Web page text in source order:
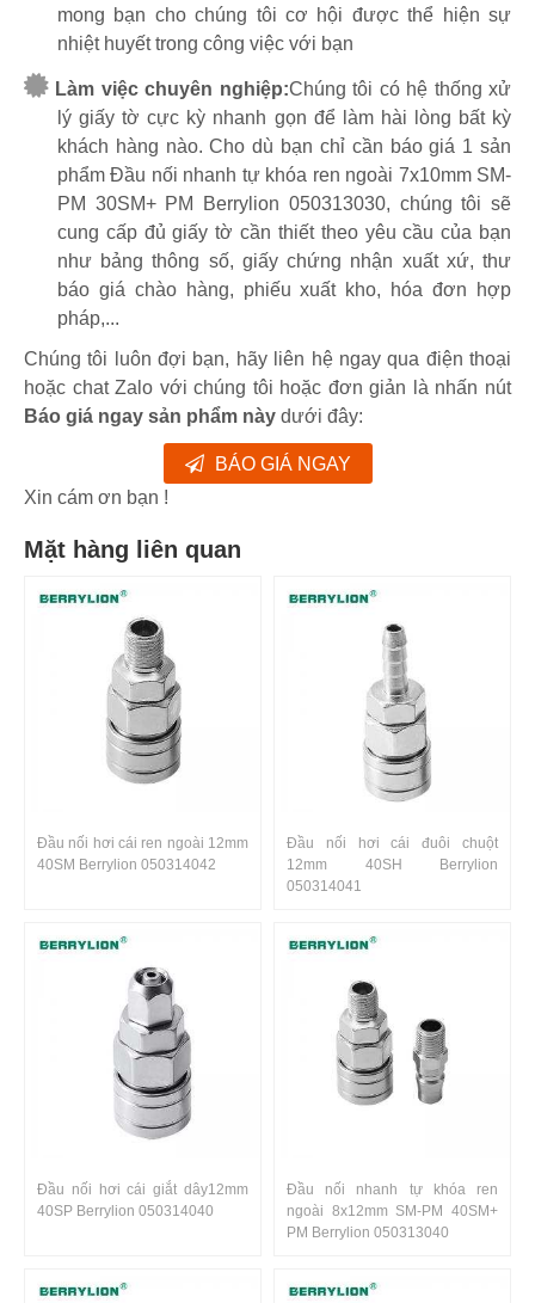
mong bạn cho chúng tôi cơ hội được thể hiện sự
nhiệt huyết trong công việc với bạn
Làm việc chuyên nghiệp:Chúng tôi có hệ thống xử
lý giấy tờ cực kỳ nhanh gọn để làm hài lòng bất kỳ
khách hàng nào. Cho dù bạn chỉ cần báo giá 1 sản
phẩm Đầu nối nhanh tự khóa ren ngoài 7x10mm SM-
PM 30SM+ PM Berrylion 050313030, chúng tôi sẽ
cung cấp đủ giấy tờ cần thiết theo yêu cầu của bạn
như bảng thông số, giấy chứng nhận xuất xứ, thư
báo giá chào hàng, phiếu xuất kho, hóa đơn hợp
pháp,...
Chúng tôi luôn đợi bạn, hãy liên hệ ngay qua điện thoại
hoặc chat Zalo với chúng tôi hoặc đơn giản là nhấn nút
Báo giá ngay sản phẩm này dưới đây:
BÁO GIÁ NGAY
Xin cám ơn bạn !
Mặt hàng liên quan
Đầu nối hơi cái ren ngoài 12mm
40SM Berrylion 050314042
Đầu nối hơi cái đuôi chuột
12mm 40SH Berrylion
050314041
Đầu nối hơi cái giắt dây12mm
40SP Berrylion 050314040
Đầu nối nhanh tự khóa ren
ngoài 8x12mm SM-PM 40SM+
PM Berrylion 050313040